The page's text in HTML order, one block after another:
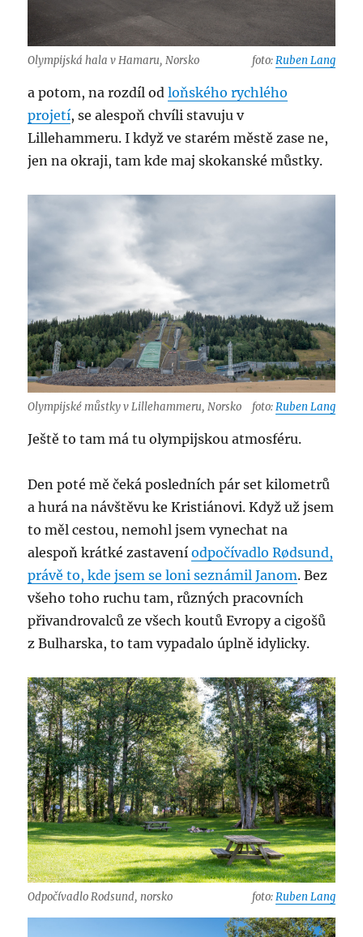
Olympijská hala v Hamaru, Norsko foto:Ruben Lang
a potom, na rozdíl odloňského rychlého
projetí, se alespoň chvíli stavuju v
Lillehammeru. I když ve starém městě zase ne,
jen na okraji, tam kde maj skokanské můstky.
Olympijské můstky v Lillehammeru, Norsko foto:Ruben Lang
Ještě to tam má tu olympijskou atmosféru.
Den poté mě čeká posledních pár set kilometrů
a hurá na návštěvu ke Kristiánovi. Když už jsem
to měl cestou, nemohl jsem vynechat na
alespoň krátké zastaveníodpočívadlo Rødsund,
právě to, kde jsem se loni seznámil Janom. Bez
všeho toho ruchu tam, různých pracovních
přivandrovalců ze všech koutů Evropy a cigošů
z Bulharska, to tam vypadalo úplně idylicky.
Odpočívadlo Rodsund, norsko foto:Ruben Lang